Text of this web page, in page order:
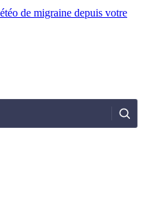
de migraine depuis votre